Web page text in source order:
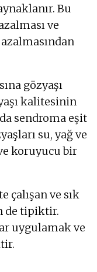
Bu
ve
gözyaşı
kalitesinin
sendroma eşit
su, yağ ve
koruyucu bir
çalışan ve sık
de tipiktir.
uygulamak ve